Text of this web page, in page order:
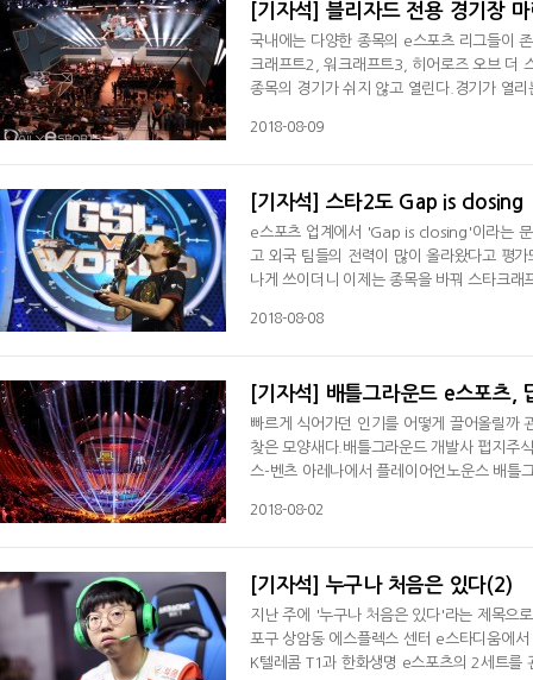
[기자석] 블리자드 전용 경기장
국내에는 다양한 종목의 e스포츠 리그들이
크래프트2, 워크래프트3, 히어로즈 오브 더
종목의 경기가 쉬지 않고 열린다.경기가 열
린다. 히어로즈 오브 더 스톰 글로벌 챔피언
2018-08-09
[기자석] 스타2도 Gap is closing
e스포츠 업계에서 'Gap is closing'이라는
고 외국 팀들의 전력이 많이 올라왔다고 평
나게 쓰이더니 이제는 종목을 바꿔 스타크
대표하는 프로토스 김대엽을 4대3으로 잡아
2018-08-08
[기자석] 배틀그라운드 e스포츠,
빠르게 식어가던 인기를 어떻게 끌어올릴까
찾은 모양새다.배틀그라운드 개발사 펍지주
스-벤츠 아레나에서 플레이어언노운스 배틀
시 시청자 수를 기록했다. 펍지주식회사가
2018-08-02
[기자석] 누구나 처음은 있다(2)
지난 주에 '누구나 처음은 있다'라는 제목으
포구 상암동 에스플렉스 센터 e스타디움에
K텔레콤 T1과 한화생명 e스포츠의 2세트를